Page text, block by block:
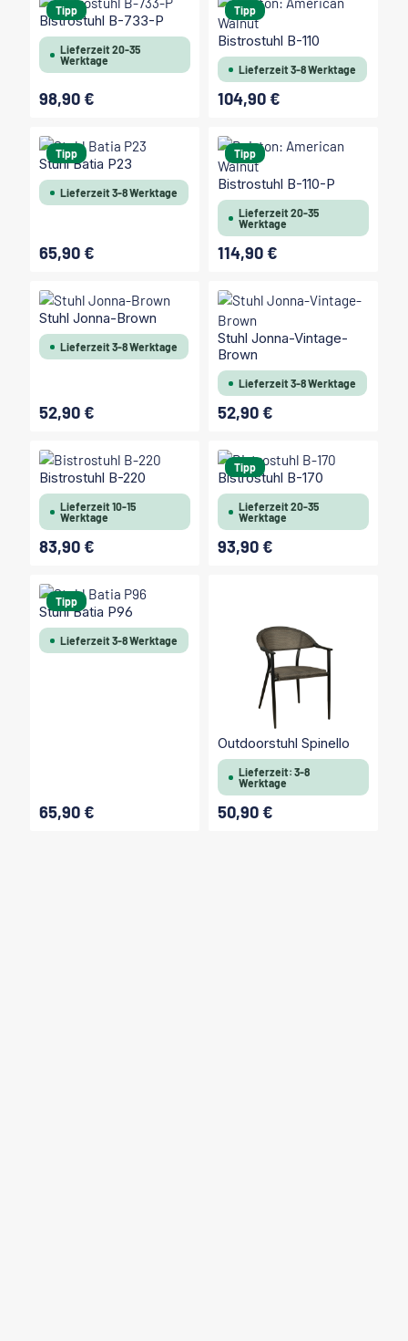
Tipp
Bistrostuhl B-733-P
Lieferzeit 20-35
Werktage
Regulärer Preis:
98,90 €
Tipp
Bistrostuhl B-110
Lieferzeit 3-8 Werktage
Regulärer Preis:
104,90 €
Tipp
Stuhl Batia P23
Lieferzeit 3-8 Werktage
Regulärer Preis:
65,90 €
Tipp
Bistrostuhl B-110-P
Lieferzeit 20-35
Werktage
Regulärer Preis:
114,90 €
Stuhl Jonna-Brown
Lieferzeit 3-8 Werktage
Regulärer Preis:
52,90 €
Stuhl Jonna-Vintage-
Brown
Lieferzeit 3-8 Werktage
Regulärer Preis:
52,90 €
Bistrostuhl B-220
Lieferzeit 10-15
Werktage
Regulärer Preis:
83,90 €
Tipp
Bistrostuhl B-170
Lieferzeit 20-35
Werktage
Regulärer Preis:
93,90 €
Tipp
Stuhl Batia P96
Lieferzeit 3-8 Werktage
Regulärer Preis:
65,90 €
Outdoorstuhl Spinello
Lieferzeit: 3-8
Werktage
Regulärer Preis:
50,90 €